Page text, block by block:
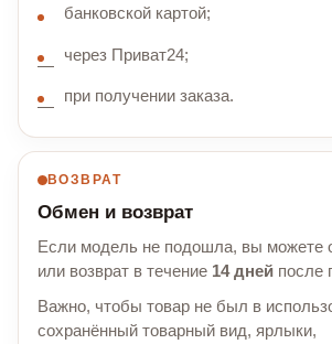
банковской картой;
через Приват24;
при получении заказа.
ВОЗВРАТ
Обмен и возврат
Если модель не подошла, вы можете
или возврат в течение 14 дней после
Важно, чтобы товар не был в
сохранённый товарный вид, ярлыки,